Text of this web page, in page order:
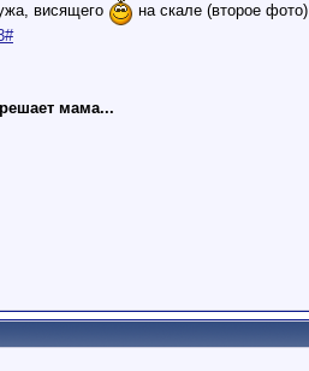
висящего
на скале (второе фото)
мама...